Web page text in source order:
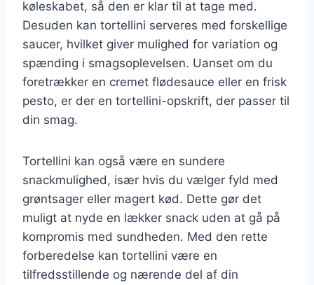
køleskabet, så den er klar til at tage med.
Desuden kan tortellini serveres med forskellige
saucer, hvilket giver mulighed for variation og
spænding i smagsoplevelsen. Uanset om du
foretrækker en cremet flødesauce eller en frisk
pesto, er der en tortellini-opskrift, der passer til
din smag.
Tortellini kan også være en sundere
snackmulighed, især hvis du vælger fyld med
grøntsager eller magert kød. Dette gør det
muligt at nyde en lækker snack uden at gå på
kompromis med sundheden. Med den rette
forberedelse kan tortellini være en
tilfredsstillende og nærende del af din